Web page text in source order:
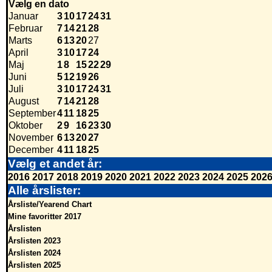
Vælg en dato
Januar
310172431
Februar
7142128
Marts
6132027
April
3101724
Maj
18 152229
Juni
5121926
Juli
310172431
August
7142128
September411 1825
Oktober
29 162330
November 6132027
December 411 1825
Vælg et andet år:
2016 2017 2018 2019 2020 2021 2022 2023 2024 2025 2026
Alle årslister:
Årsliste/Yearend Chart
Mine favoritter 2017
Årslisten
Årslisten 2023
Årslisten 2024
Årslisten 2025